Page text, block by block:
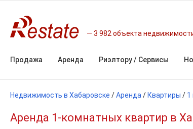
3 982 объекта
Продажа Аренда Риэлтору / Сервисы
Недвижимость в Хабаровске /Аренда / Квартиры / 1
Аренда 1-комнатных квартир в